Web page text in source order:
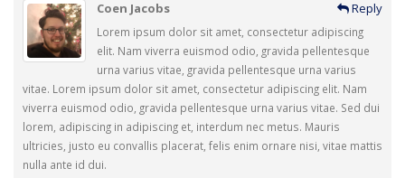
Coen Jacobs Reply
Lorem ipsum dolor sit amet, consectetur adipiscing
elit. Nam viverra euismod odio, gravida pellentesque
urna varius vitae, gravida pellentesque urna varius
vitae. Lorem ipsum dolor sit amet, consectetur adipiscing elit. Nam
viverra euismod odio, gravida pellentesque urna varius vitae. Sed dui
lorem, adipiscing in adipiscing et, interdum nec metus. Mauris
ultricies, justo eu convallis placerat, felis enim ornare nisi, vitae mattis
nulla ante id dui.